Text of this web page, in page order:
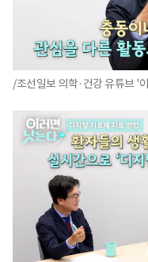
/조선일보 의학·건강 유튜브 '